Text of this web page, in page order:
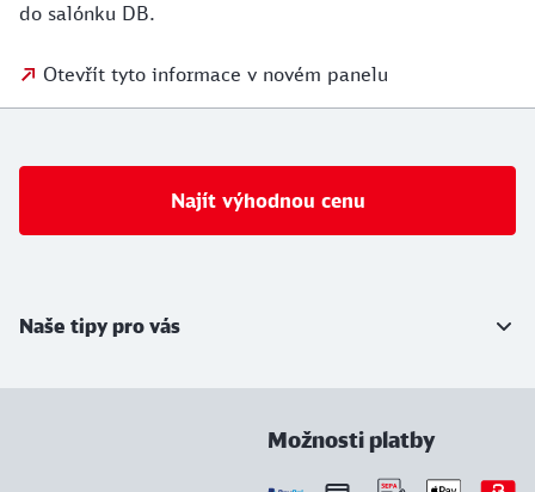
do salónku DB.
Otevřít tyto informace v novém panelu
Najít výhodnou cenu
Naše tipy pro vás
Možnosti platby